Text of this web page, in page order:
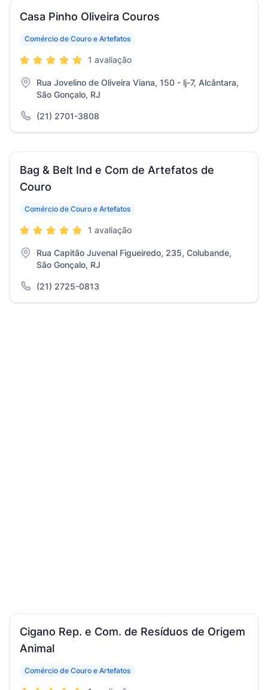
Casa Pinho Oliveira Couros
Comércio de Couro e Artefatos
1 avaliação
Rua Jovelino de Oliveira Viana, 150 - lj-7, Alcântara,
São Gonçalo, RJ
(21) 2701-3808
Bag & Belt Ind e Com de Artefatos de
Couro
Comércio de Couro e Artefatos
1 avaliação
Rua Capitão Juvenal Figueiredo, 235, Colubande,
São Gonçalo, RJ
(21) 2725-0813
Cigano Rep. e Com. de Resíduos de Origem
Animal
Comércio de Couro e Artefatos